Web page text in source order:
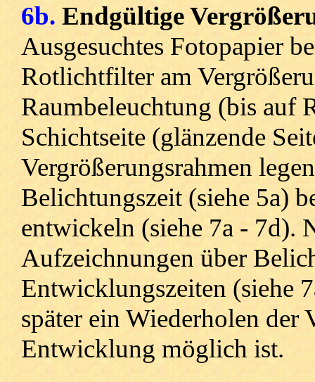
6b. Endgültige
Ausgesuchtes Fotopapier
Rotlichtfilter am
Raumbeleuchtung (bis auf
Schichtseite (glänzende
Vergrößerungsrahmen
Belichtungszeit (siehe 5a)
entwickeln (siehe 7a - 7d).
Aufzeichnungen über
Entwicklungszeiten (siehe
später ein Wiederholen der
Entwicklung möglich ist.